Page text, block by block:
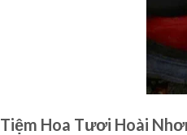
Tiệm Hoa Tươi Hoài